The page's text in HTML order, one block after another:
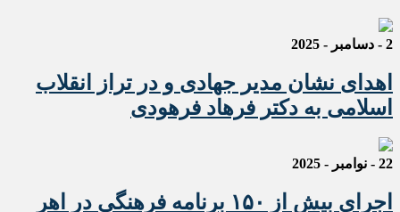
2 - دسامبر - 2025
اهدای نشان مدیر جهادی و در تراز انقلاب
اسلامی به دکتر فرهاد فرهودی
22 - نوامبر - 2025
اجرای بیش از ۱۵۰ برنامه فرهنگی در اهر